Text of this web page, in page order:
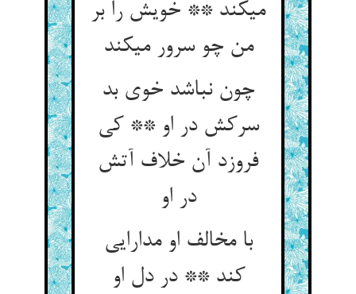
می‏کند ** خویش را بر
من چو سرور می‏کند
چون نباشد خوی بد
سرکش در او ** کی
فروزد آن خلاف آتش
در او
با مخالف او مدارایی
کند ** در دل او